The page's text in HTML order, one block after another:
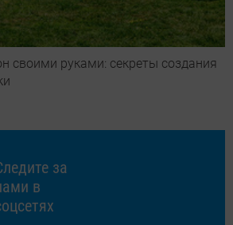
своими руками: секреты создания
за
в